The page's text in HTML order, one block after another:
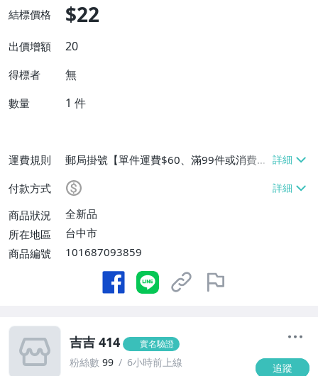
結標價格 $22
出價增額 20
得標者 無
數量 1 件
運費規則
郵局掛號【單件運費$60、滿99件或消費滿
$9999免運費】
付款方式
商品狀況
全新品
所在地區
台中市
商品編號
101687093859
吉吉 414 實名驗證
粉絲數 99 6小時前上線 追蹤